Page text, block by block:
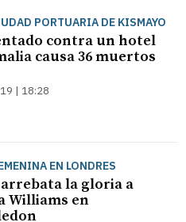
PORTUARIA DE KISMAYO
contra un hotel
causa 36 muertos
| 18:28
EN LONDRES
la gloria a
Williams en